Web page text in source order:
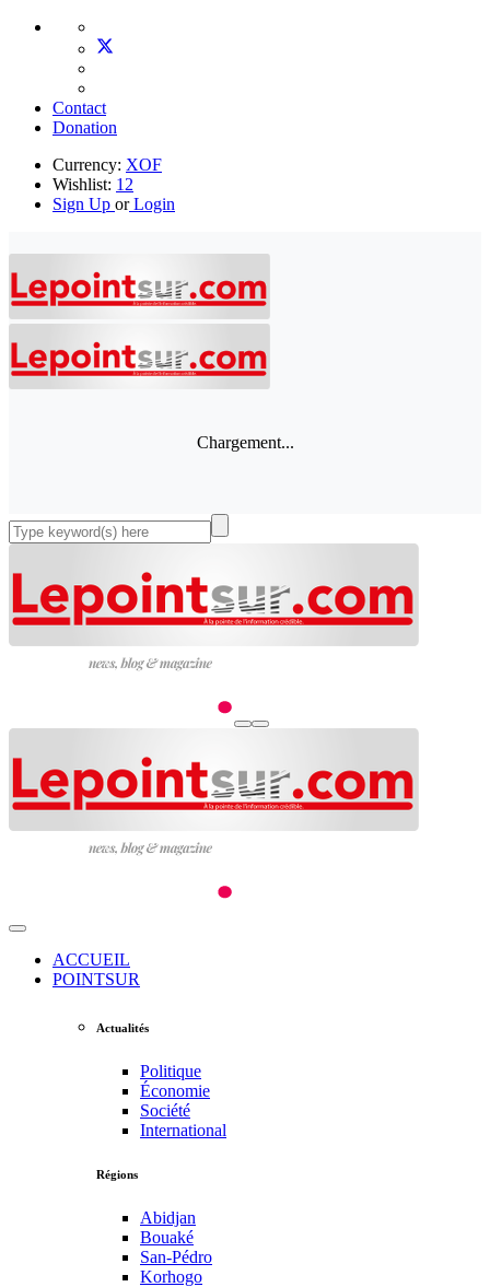
Contact
Donation
Currency: XOF
Wishlist: 12
Sign Up orLogin
Chargement...
ACCUEIL
POINTSUR
Actualités
Politique
Économie
Société
International
Régions
Abidjan
Bouaké
San-Pédro
Korhogo